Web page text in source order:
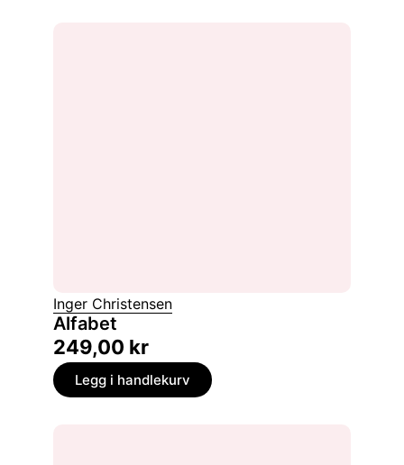
Inger Christensen
Alfabet
249,00 kr
Legg i handlekurv